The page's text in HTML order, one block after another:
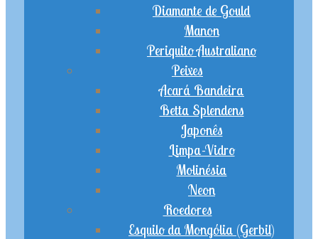
Diamante de Gould
Manon
Periquito Australiano
Peixes
Acará Bandeira
Betta Splendens
Japonês
Limpa-Vidro
Molinésia
Neon
Roedores
Esquilo da Mongólia (Gerbil)